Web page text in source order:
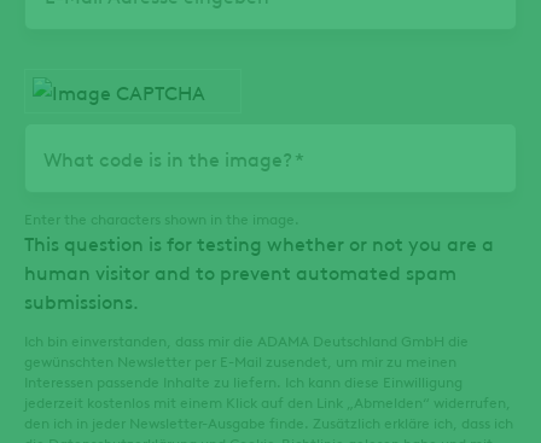
What code is in the image?
Enter the characters shown in the image.
This question is for testing whether or not you are a
human visitor and to prevent automated spam
submissions.
Ich bin einverstanden, dass mir die ADAMA Deutschland GmbH die
gewünschten Newsletter per E-Mail zusendet, um mir zu meinen
Interessen passende Inhalte zu liefern. Ich kann diese Einwilligung
jederzeit kostenlos mit einem Klick auf den Link „Abmelden“ widerrufen,
den ich in jeder Newsletter-Ausgabe finde. Zusätzlich erkläre ich, dass ich